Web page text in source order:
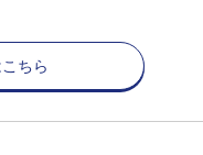
ちら